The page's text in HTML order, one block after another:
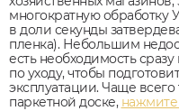
многократную обработку
в доли секунды
пленка). Небольшим
есть необходимость
по уходу, чтобы
эксплуатации. Чаще всего
паркетной доске, нажмите